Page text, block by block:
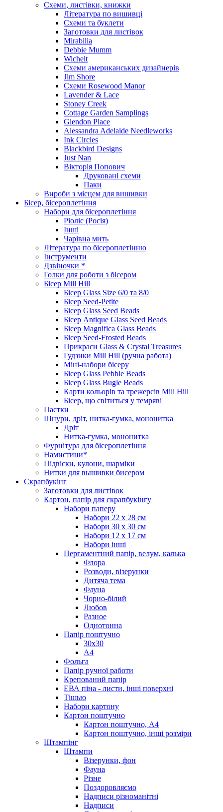
Схеми, листівки, книжки
Література по вишивці
Схеми та буклети
Заготовки для листівок
Mirabilia
Debbie Mumm
Wichelt
Схеми американських дизайнерів
Jim Shore
Cхеми Rosewood Manor
Lavender & Lace
Stoney Creek
Cottage Garden Samplings
Glendon Place
Alessandra Adelaide Needleworks
Ink Circles
Blackbird Designs
Just Nan
Вікторія Попович
Друковані схеми
Паки
Вироби з місцем для вишивки
Бісер, бісероплетіння
Набори для бісероплетіння
Ріоліс (Росія)
Інші
Чарівна мить
Література по бісероплетінню
Інструменти
Дзвіночки *
Голки для роботи з бісером
Бісер Mill Hill
Бісер Glass Size 6/0 та 8/0
Бісер Seed-Petite
Бісер Glass Seed Beads
Бісер Antique Glass Seed Beads
Бісер Magnifica Glass Beads
Бісер Seed-Frosted Beads
Прикраси Glass & Crystal Treasures
Гудзики Mill Hill (ручна работа)
Міні-набори бісеру
Бісер Glass Pebble Beads
Бісер Glass Bugle Beads
Карти кольорів та трежерсів Mill Hill
Бісер, що світиться у темряві
Паєтки
Шнури, дріт, нитка-гумка, мононитка
Дріт
Нитка-гумка, мононитка
Фурнітура для бісероплетіння
Намистини*
Підвіски, кулони, шарміки
Нитки для вышивки бисером
Скрапбукінг
Заготовки для листівок
Картон, папір для скрапбукінгу
Набори паперу
Набори 22 х 28 см
Набори 30 х 30 см
Набори 12 х 17 см
Набори інші
Пергаментний папір, велум, калька
Флора
Розводи, візерунки
Дитяча тема
Фауна
Чорно-білий
Любов
Разное
Однотонна
Папір поштучно
30х30
А4
Фольга
Папір ручної работи
Крепований папір
ЕВА піна - листи, інші поверхні
Тішью
Набори картону
Картон поштучно
Картон поштучно, А4
Картон поштучно, інші розміри
Штампінг
Штампи
Візерунки, фон
Фауна
Різне
Поздоровляємо
Надписи різноманітні
Надписи